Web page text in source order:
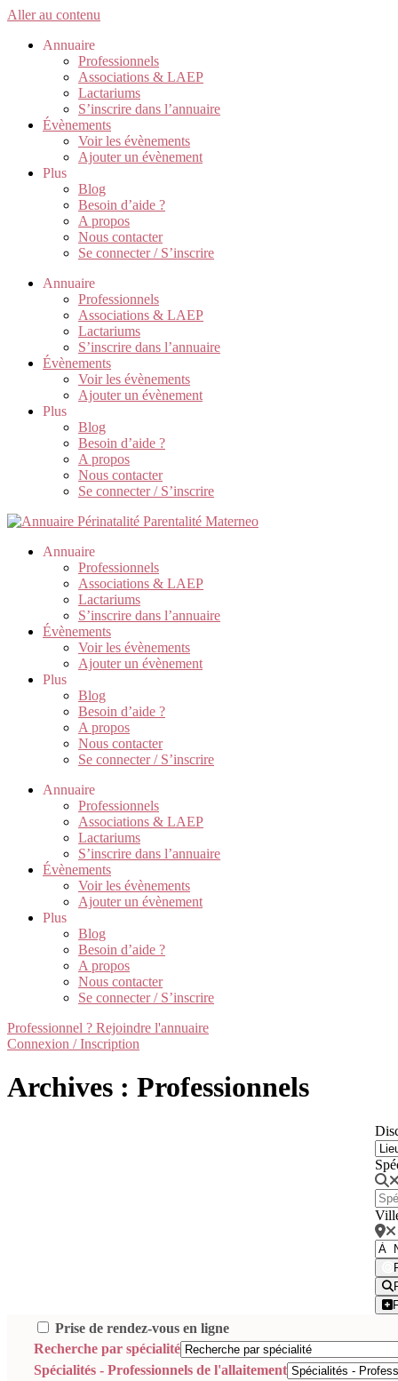
Aller au contenu
Annuaire
Professionnels
Associations & LAEP
Lactariums
S’inscrire dans l’annuaire
Évènements
Voir les évènements
Ajouter un évènement
Plus
Blog
Besoin d’aide ?
A propos
Nous contacter
Se connecter / S’inscrire
Annuaire
Professionnels
Associations & LAEP
Lactariums
S’inscrire dans l’annuaire
Évènements
Voir les évènements
Ajouter un évènement
Plus
Blog
Besoin d’aide ?
A propos
Nous contacter
Se connecter / S’inscrire
Annuaire
Professionnels
Associations & LAEP
Lactariums
S’inscrire dans l’annuaire
Évènements
Voir les évènements
Ajouter un évènement
Plus
Blog
Besoin d’aide ?
A propos
Nous contacter
Se connecter / S’inscrire
Annuaire
Professionnels
Associations & LAEP
Lactariums
S’inscrire dans l’annuaire
Évènements
Voir les évènements
Ajouter un évènement
Plus
Blog
Besoin d’aide ?
A propos
Nous contacter
Se connecter / S’inscrire
Professionnel ? Rejoindre l'annuaire
Connexion / Inscription
Archives : Professionnels
Prise de rendez-vous en ligne
Recherche par spécialité
Spécialités - Professionnels de l'allaitement